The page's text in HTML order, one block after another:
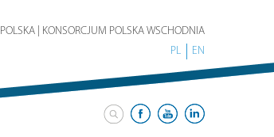
POLSKA | KONSORCJUM POLSKA WSCHODNIA
PL
EN